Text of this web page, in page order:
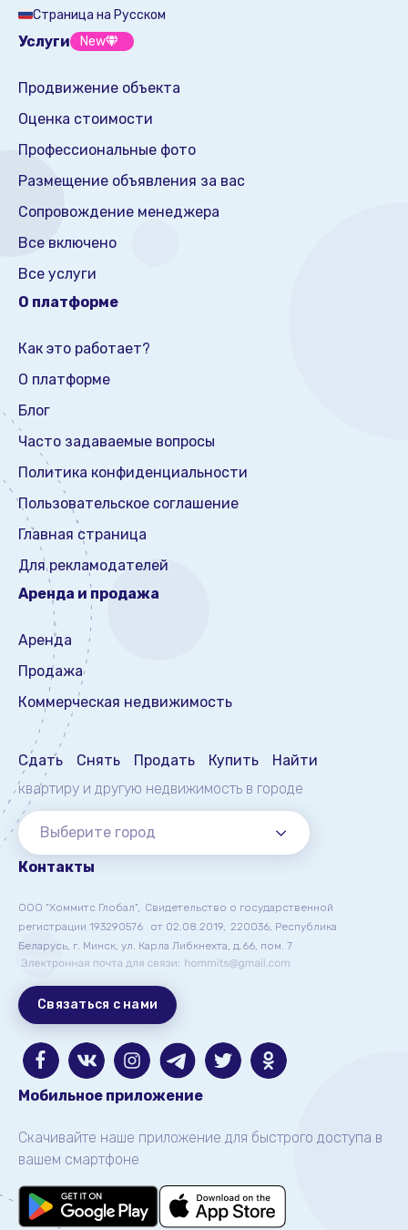
Страница на Русском
Услуги New
Продвижение объекта
Оценка стоимости
Профессиональные фото
Размещение объявления за вас
Сопровождение менеджера
Все включено
Все услуги
О платформе
Как это работает?
О платформе
Блог
Часто задаваемые вопросы
Политика конфиденциальности
Пользовательское соглашение
Главная страница
Для рекламодателей
Аренда и продажа
Аренда
Продажа
Коммерческая недвижимость
Сдать Снять Продать Купить
Найти
квартиру и другую недвижимость в городе
Выберите город
Контакты
ООО "Хоммитс Глобал", Свидетельство о государственной
регистрации 193290576
от 02.08.2019,
220036, Республика
Беларусь, г. Минск, ул. Карла Либкнехта, д.66, пом. 7
Связаться с нами
Мобильное приложение
Скачивайте наше приложение для быстрого доступа в
вашем смартфоне